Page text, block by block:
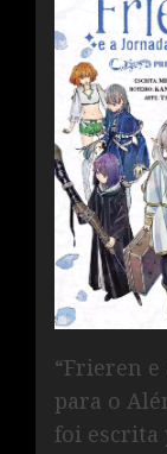
“Frieren e
para o
foi escrita